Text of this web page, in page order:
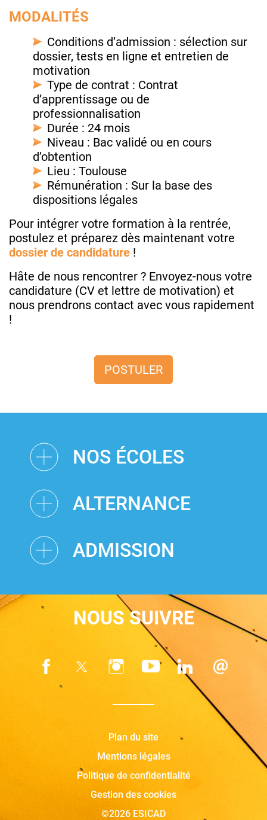
MODALITÉS
Conditions d’admission : sélection sur
dossier, tests en ligne et entretien de
motivation
Type de contrat : Contrat
d’apprentissage ou de
professionnalisation
Durée : 24 mois
Niveau : Bac validé ou en cours
d’obtention
Lieu : Toulouse
Rémunération : Sur la base des
dispositions légales
Pour intégrer votre formation à la rentrée,
postulez et préparez dès maintenant votre
dossier de candidature !
Hâte de nous rencontrer ? Envoyez-nous votre
candidature (CV et lettre de motivation) et
nous prendrons contact avec vous rapidement
!
POSTULER
NOS ÉCOLES
ALTERNANCE
ADMISSION
NOUS SUIVRE
Plan du site
Mentions légales
Politique de confidentialité
Gestion des cookies
©2026 ESICAD